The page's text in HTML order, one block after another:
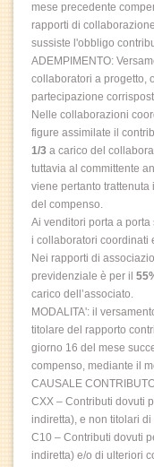
mese precedente
rapporti di
sussiste l'obbligo
ADEMPIMENTO:
collaboratori a progetto,
partecipazione
Nelle collaborazioni
figure assimilate il
1/3 a carico del
tuttavia al committente
viene pertanto
del compenso.
Ai venditori porta a
i collaboratori coordinati
Nei rapporti di
previdenziale è per il
carico dell’associato.
MODALITA': il
titolare del rapporto
giorno 16 del mese
compenso, mediante il
CAUSALE
CXX – Contributi dovuti
indiretta), e non titolari
C10 – Contributi dovuti
indiretta) e/o di ulteriori